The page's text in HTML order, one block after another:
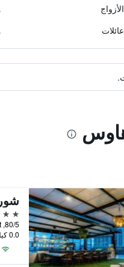
الأزواج
عائلات
4 نجوم
0.0 كيلومتر عن وسط المدينة